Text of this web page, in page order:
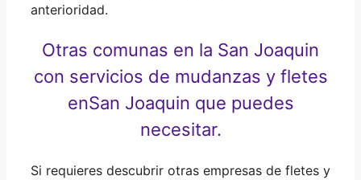
anterioridad.
Otras comunas en la San Joaquin
con servicios de mudanzas y fletes
enSan Joaquin que puedes
necesitar.
Si requieres descubrir otras empresas de fletes y